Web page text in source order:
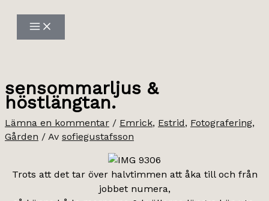
innehåll
sensommarljus &
höstlängtan.
Lämna en kommentar / Emrick, Estrid, Fotografering,
Gården / Av sofiegustafsson
Trots att det tar över halvtimmen att åka till och från
jobbet numera,